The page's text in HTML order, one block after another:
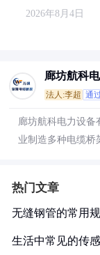
2026年8月4日
廊坊航科
法人:李超 通
廊坊航科电力设备
业制造多种电缆桥
热门文章
无缝钢管的常用
生活中常见的传